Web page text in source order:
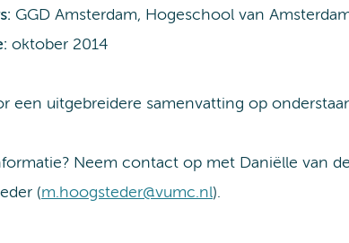
GGD Amsterdam, Hogeschool van
oktober 2014
een uitgebreidere samenvatting op
Neem contact op met Daniëlle van
(m.hoogsteder@vumc.nl).